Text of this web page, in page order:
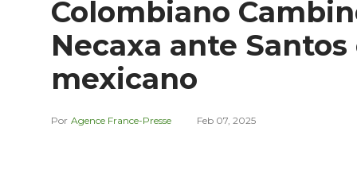
Colombiano
Necaxa ante
mexicano
Agence France-Presse Feb 07, 2025